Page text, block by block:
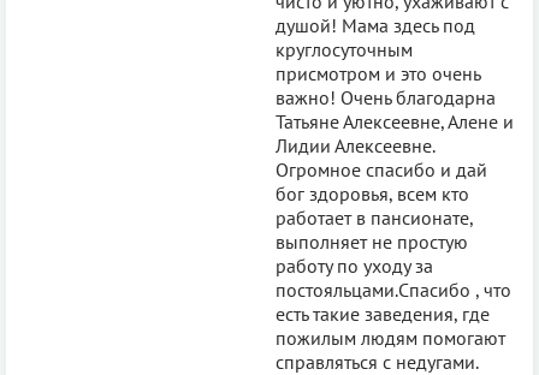
душой! Мама здесь под
круглосуточным
присмотром и это очень
важно! Очень благодарна
Татьяне Алексеевне, Алене и
Лидии Алексеевне.
Огромное спасибо и дай
бог здоровья, всем кто
работает в пансионате,
выполняет не простую
работу по уходу за
постояльцами.Спасибо , что
есть такие заведения, где
пожилым людям помогают
справляться с недугами.